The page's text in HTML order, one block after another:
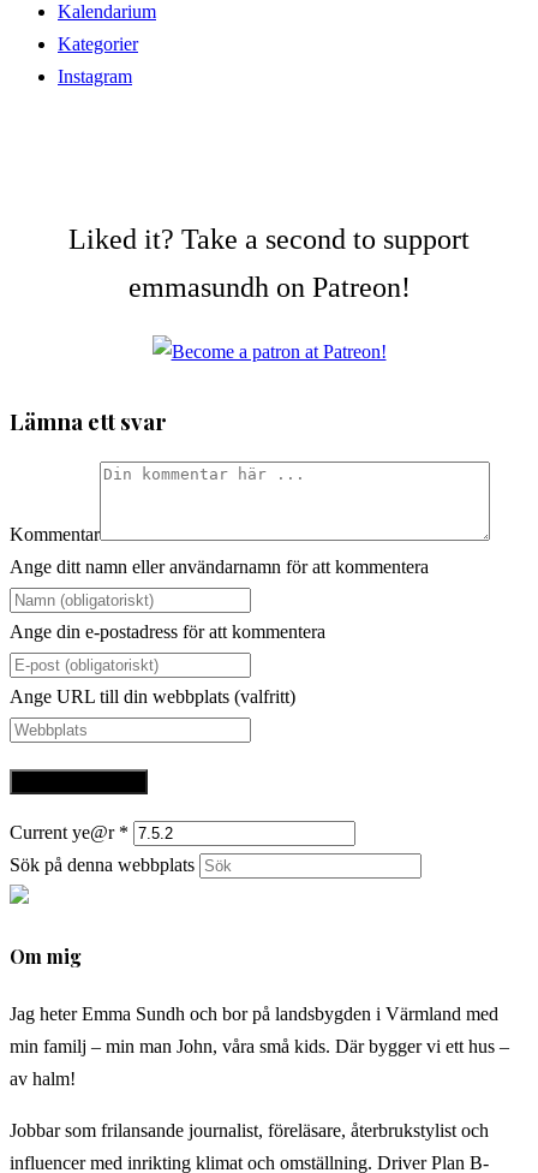
Kalendarium
Kategorier
Instagram
Liked it? Take a second to support
emmasundh on Patreon!
Lämna ett svar
Kommentar
Ange ditt namn eller användarnamn för att kommentera
Ange din e-postadress för att kommentera
Ange URL till din webbplats (valfritt)
Current ye@r *
Sök på denna webbplats
Om mig
Jag heter Emma Sundh och bor på landsbygden i Värmland med
min familj – min man John, våra små kids. Där bygger vi ett hus –
av halm!
Jobbar som frilansande journalist, föreläsare, återbrukstylist och
influencer med inrikting klimat och omställning. Driver Plan B-